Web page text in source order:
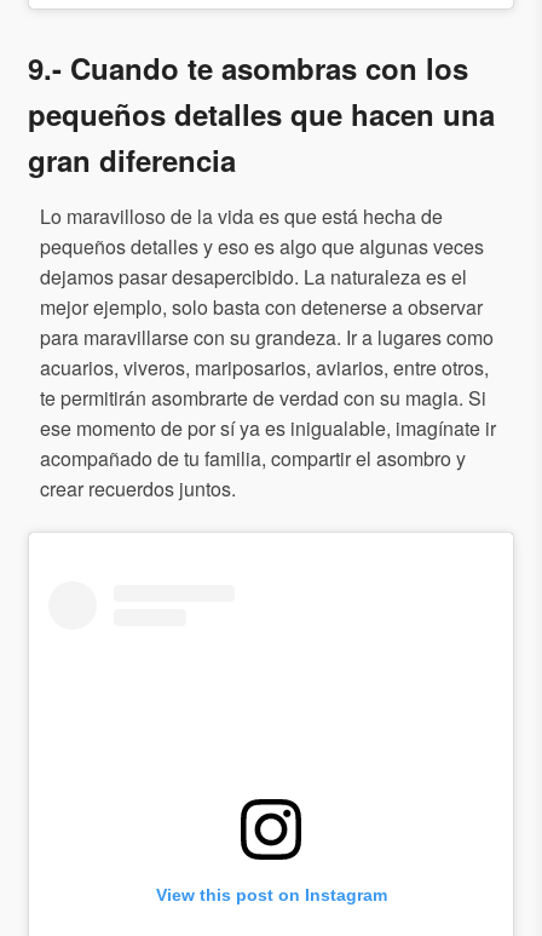
9.- Cuando te asombras con los
pequeños detalles que hacen una
gran diferencia
Lo maravilloso de la vida es que está hecha de
pequeños detalles y eso es algo que algunas veces
dejamos pasar desapercibido. La naturaleza es el
mejor ejemplo, solo basta con detenerse a observar
para maravillarse con su grandeza. Ir a lugares como
acuarios, viveros, mariposarios, aviarios, entre otros,
te permitirán asombrarte de verdad con su magia. Si
ese momento de por sí ya es inigualable, imagínate ir
acompañado de tu familia, compartir el asombro y
crear recuerdos juntos.
View this post on Instagram